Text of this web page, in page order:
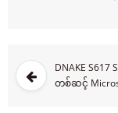
DNAKE
တစ်ဆင့်